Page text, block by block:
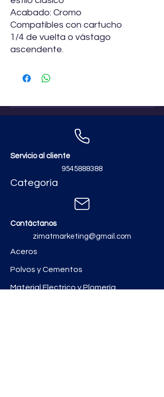
Acabado: Cromo
Compatibles con cartucho
1/4 de vuelta o vástago
ascendente.
Servicio al cliente
9545888388
Categoría
Contáctanos
zimatmarketing@gmail.com
Aceros
Polvos y Cementos
Material Electrico y Plomería